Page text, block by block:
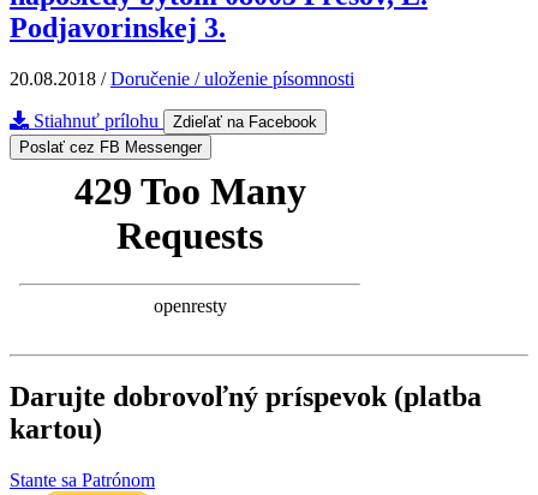
Podjavorinskej 3.
20.08.2018 /Doručenie / uloženie písomnosti
Stiahnuť prílohu
Zdieľať na Facebook
Poslať cez FB Messenger
Darujte dobrovoľný príspevok (platba
kartou)
Stante sa Patrónom